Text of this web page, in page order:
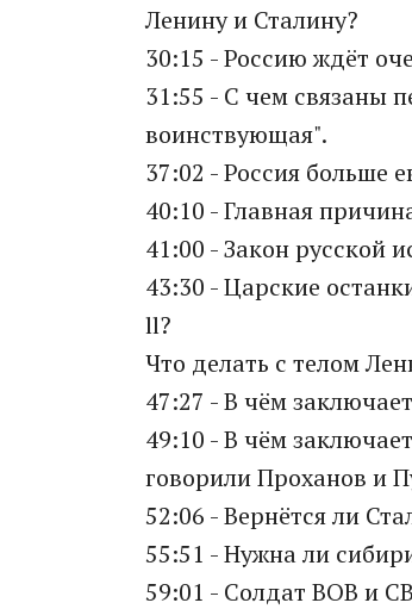
Ленину и Сталину?
30:15 - Россию ждёт
31:55 - С чем связаны
воинствующая".
37:02 - Россия больше
40:10 - Главная
41:00 - Закон русской
43:30 - Царские
ll?
Что делать с телом
47:27 - В чём
49:10 - В чём
говорили Проханов и
52:06 - Вернётся ли
55:51 - Нужна ли
59:01 - Солдат ВОВ и